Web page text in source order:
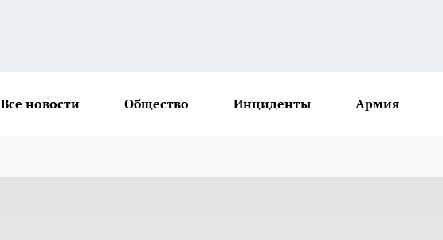
Все новости Общество Инциденты Армия